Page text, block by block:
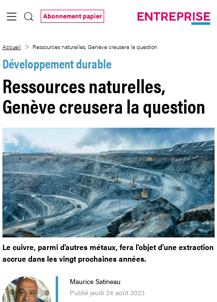
Saut au contenu principal
Abonnement papier
Accueil Ressources naturelles, Genève creusera la question
Développement durable
Ressources naturelles,
Genève creusera la question
Le cuivre, parmi d'autres métaux, fera l'objet d'une extraction
accrue dans les vingt prochaines années.
Maurice Satineau
Publié jeudi 24 août 2023